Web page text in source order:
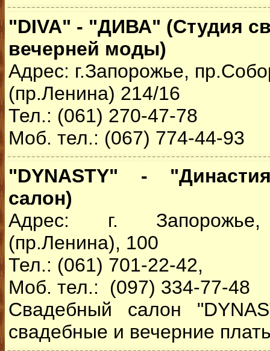
"DIVA" - "ДИВА" (Студия
вечерней моды)
Адрес: г.Запорожье,
(пр.Ленина) 214/16
Тел.: (061) 270-47-78
Моб. тел.: (067) 774-44-93
"DYNASTY" -
салон)
Адрес: г. Запорожье,
(пр.Ленина), 100
Тел.: (061) 701-22-42,
Моб. тел.: (097) 334-77-48
Свадебный салон
свадебные и вечерние